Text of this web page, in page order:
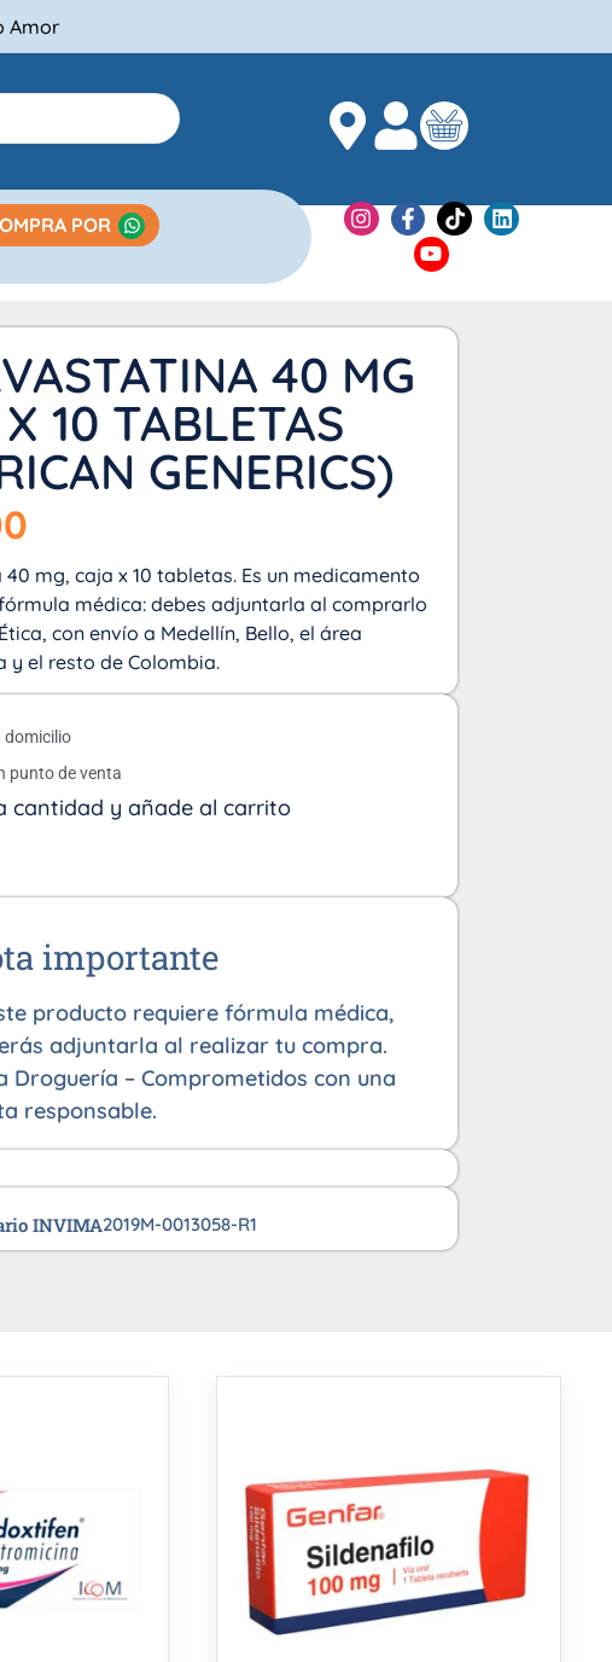
Amor
POR
40 MG
10 TABLETAS
GENERICS)
mg, caja x 10 tabletas. Es un medicamento
médica: debes adjuntarla al comprarlo
con envío a Medellín, Bello, el área
y el resto de Colombia.
domicilio
punto de venta
cantidad y añade al carrito
importante
producto requiere fórmula médica,
adjuntarla al realizar tu compra.
Droguería – Comprometidos con una
responsable.
INVIMA2019M-0013058-R1